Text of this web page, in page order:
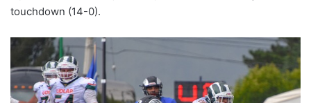
touchdown (14-0).